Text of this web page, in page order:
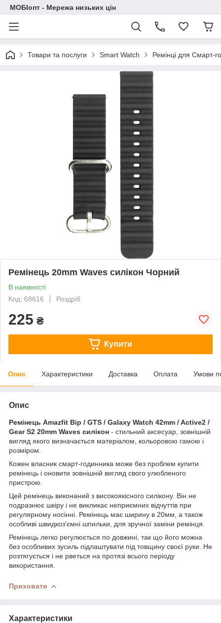
МОБІопт - Мережа низьких цін
Товари та послуги Smart Watch Ремінці для Смарт-
Ремінець 20mm Waves силікон Чорний
В наявності
Код: 68616
Роздріб
225 ₴
Купити
Опис Характеристики Доставка Оплата Умови
Опис
Ремінець Amazfit Bip / GTS / Galaxy Watch 42mm / Active2 /
Gear S2 20mm Waves силікон - стильний аксесуар, зовнішній
вигляд якого визначається матеріалом, кольоровою гамою і
розміром.
Кожен власник смарт-годинника може без проблем купити
ремінець і оновити зовнішній вигляд свого улюбленого
пристрою.
Цей ремінець виконаний з високоякісного силікону. Він не
подразнює шкіру і не викликає неприємних відчуттів при
регулярному носінні. Ремінець має ширину в 20мм, а також
особливі швидкоз'ємні шпильки, для зручної заміни ремінця.
Ремінець легко регулюється по довжині, так що його можна
без особливих зусиль підлаштувати під товщину своєї руки. Не
розтягується і не рветься на протязі всього періоду
використання.
Приховати
Характеристики